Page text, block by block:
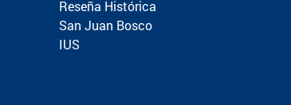
Reseña Histórica
San Juan Bosco
IUS